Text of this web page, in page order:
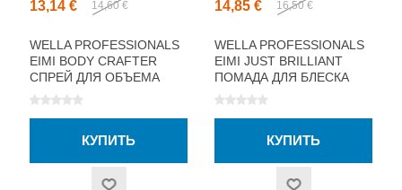
13,14 € 14,60 €
WELLA PROFESSIONALS
EIMI BODY CRAFTER
СПРЕЙ ДЛЯ ОБЪЕМА
150МЛ
14,85 € 16,50 €
WELLA PROFESSIONALS
EIMI JUST BRILLIANT
ПОМАДА ДЛЯ БЛЕСКА
ВОЛОС 75МЛ